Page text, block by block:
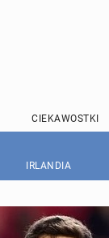
CIEKAWOSTKI
IRLANDIA